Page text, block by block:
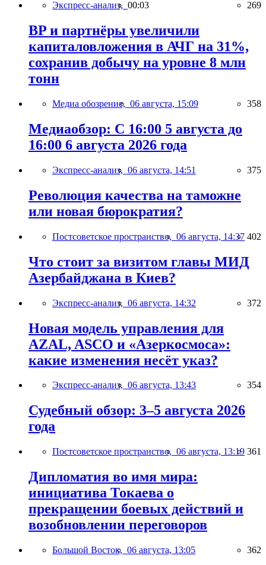
Экспресс-анализ, 00:03 269
BP и партнёры увеличили
капиталовложения в АЧГ на 31%,
сохранив добычу на уровне 8 млн
тонн
Медиа обозрение, 06 августа, 15:09 358
Медиаобзор: С 16:00 5 августа до
16:00 6 августа 2026 года
Экспресс-анализ, 06 августа, 14:51 375
Революция качества на таможне
или новая бюрократия?
Постсоветское пространство, 06 августа, 14:37 402
Что стоит за визитом главы МИД
Азербайджана в Киев?
Экспресс-анализ, 06 августа, 14:32 372
Новая модель управления для
AZAL, ASCO и «Азеркосмоса»:
какие изменения несёт указ?
Экспресс-анализ, 06 августа, 13:43 354
Судебный обзор: 3–5 августа 2026
года
Постсоветское пространство, 06 августа, 13:19 361
Дипломатия во имя мира:
инициатива Токаева о
прекращении боевых действий и
возобновлении переговоров
Большой Восток, 06 августа, 13:05 362